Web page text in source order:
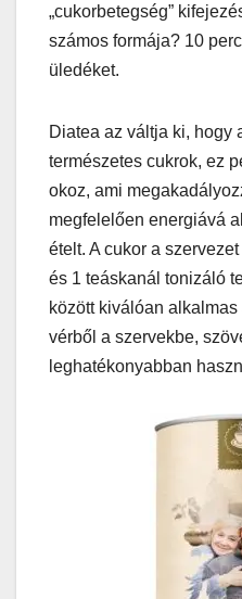
„cukorbetegség”
számos formája? 10
üledéket.
Diatea az váltja ki, hogy
természetes cukrok, ez
okoz, ami
megfelelően energiává
ételt. A cukor a
és 1 teáskanál tonizáló
között kiválóan
vérből a szervekbe,
leghatékonyabban